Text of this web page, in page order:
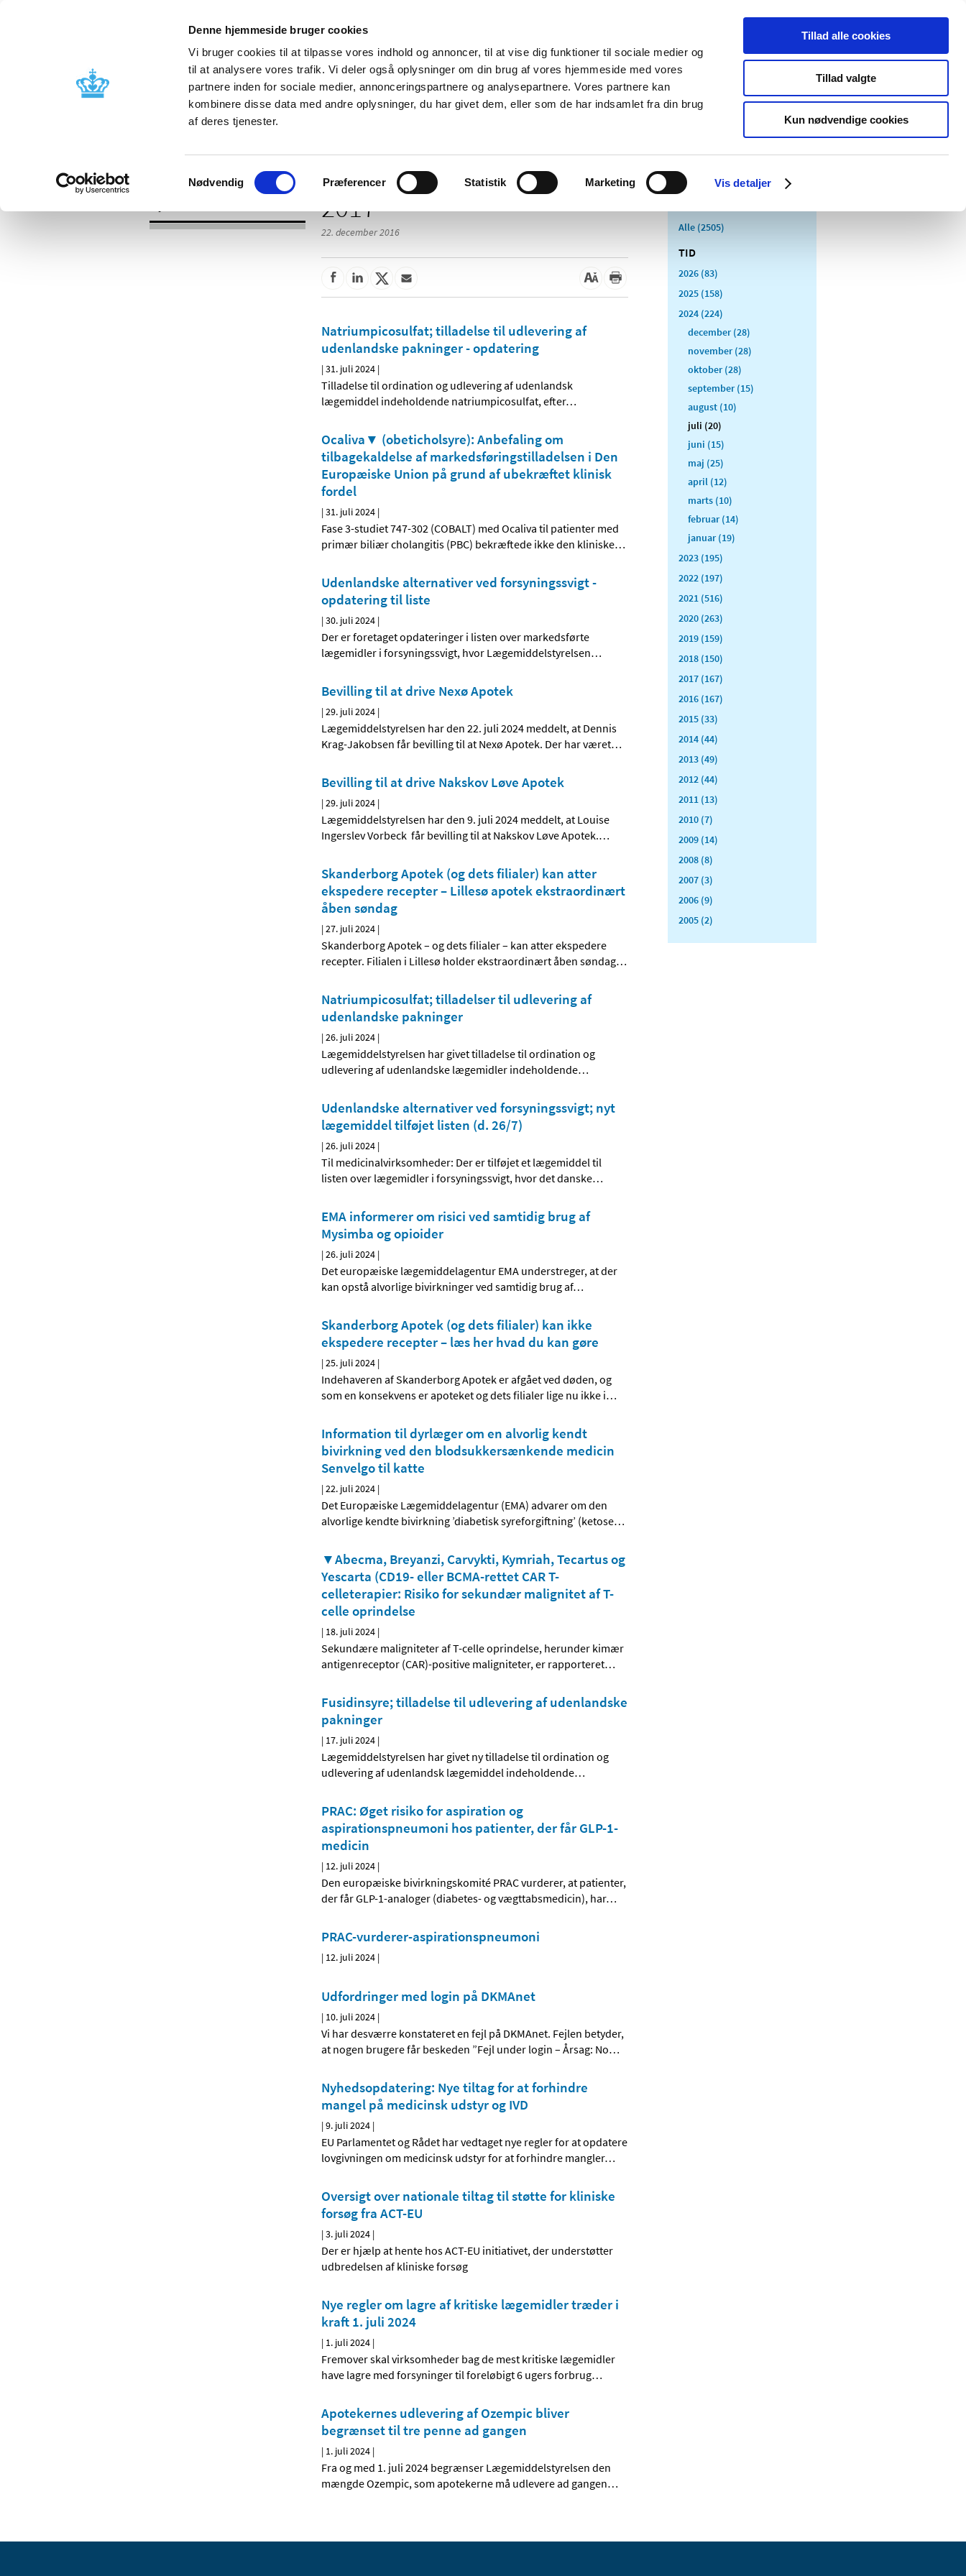
Denne hjemmeside bruger cookies
Vi bruger cookies til at tilpasse vores indhold og annoncer, til at vise dig funktioner til sociale medier og
til at analysere vores trafik. Vi deler også oplysninger om din brug af vores hjemmeside med vores
partnere inden for sociale medier, annonceringspartnere og analysepartnere. Vores partnere kan
kombinere disse data med andre oplysninger, du har givet dem, eller som de har indsamlet fra din brug
af deres tjenester.
Samtykkevalg
Nødvendig Præferencer Statistik Marketing Vis detaljer
Tillad alle cookies
Tillad valgte
Kun nødvendige cookies
Nyheder Om os Kontakt Udgivelser
Godkendelse og
Bivirkninger og
produktinformation
Tilskud og
Apoteker og salg af
Medicinsk
Særlige
produktområder
2017
22. december 2016
Natriumpicosulfat; tilladelse til udlevering af
udenlandske pakninger - opdatering
|31. juli 2024 |
Tilladelse til ordination og udlevering af udenlandsk
lægemiddel indeholdende natriumpicosulfat, efter…
Ocaliva▼ (obeticholsyre): Anbefaling om
tilbagekaldelse af markedsføringstilladelsen i Den
Europæiske Union på grund af ubekræftet klinisk
fordel
|31. juli 2024 |
Fase 3-studiet 747-302 (COBALT) med Ocaliva til patienter med
primær biliær cholangitis (PBC) bekræftede ikke den kliniske…
Udenlandske alternativer ved forsyningssvigt -
opdatering til liste
|30. juli 2024 |
Der er foretaget opdateringer i listen over markedsførte
lægemidler i forsyningssvigt, hvor Lægemiddelstyrelsen…
Bevilling til at drive Nexø Apotek
|29. juli 2024 |
Lægemiddelstyrelsen har den 22. juli 2024 meddelt, at Dennis
Krag-Jakobsen får bevilling til at Nexø Apotek. Der har været…
Bevilling til at drive Nakskov Løve Apotek
|29. juli 2024 |
Lægemiddelstyrelsen har den 9. juli 2024 meddelt, at Louise
Ingerslev Vorbeck får bevilling til at Nakskov Løve Apotek.…
Skanderborg Apotek (og dets filialer) kan atter
ekspedere recepter – Lillesø apotek ekstraordinært
åben søndag
|27. juli 2024 |
Skanderborg Apotek – og dets filialer – kan atter ekspedere
recepter. Filialen i Lillesø holder ekstraordinært åben søndag…
Natriumpicosulfat; tilladelser til udlevering af
udenlandske pakninger
|26. juli 2024 |
Lægemiddelstyrelsen har givet tilladelse til ordination og
udlevering af udenlandske lægemidler indeholdende…
Udenlandske alternativer ved forsyningssvigt; nyt
lægemiddel tilføjet listen (d. 26/7)
|26. juli 2024 |
Til medicinalvirksomheder: Der er tilføjet et lægemiddel til
listen over lægemidler i forsyningssvigt, hvor det danske…
EMA informerer om risici ved samtidig brug af
Mysimba og opioider
|26. juli 2024 |
Det europæiske lægemiddelagentur EMA understreger, at der
kan opstå alvorlige bivirkninger ved samtidig brug af…
Skanderborg Apotek (og dets filialer) kan ikke
ekspedere recepter – læs her hvad du kan gøre
|25. juli 2024 |
Indehaveren af Skanderborg Apotek er afgået ved døden, og
som en konsekvens er apoteket og dets filialer lige nu ikke i…
Information til dyrlæger om en alvorlig kendt
bivirkning ved den blodsukkersænkende medicin
Senvelgo til katte
|22. juli 2024 |
Det Europæiske Lægemiddelagentur (EMA) advarer om den
alvorlige kendte bivirkning ’diabetisk syreforgiftning’ (ketose…
▼Abecma, Breyanzi, Carvykti, Kymriah, Tecartus og
Yescarta (CD19- eller BCMA-rettet CAR T-
celleterapier: Risiko for sekundær malignitet af T-
celle oprindelse
| 18. juli 2024 |
Sekundære maligniteter af T-celle oprindelse, herunder kimær
antigenreceptor (CAR)-positive maligniteter, er rapporteret…
Fusidinsyre; tilladelse til udlevering af udenlandske
pakninger
| 17. juli 2024 |
Lægemiddelstyrelsen har givet ny tilladelse til ordination og
udlevering af udenlandsk lægemiddel indeholdende…
PRAC: Øget risiko for aspiration og
aspirationspneumoni hos patienter, der får GLP-1-
medicin
| 12. juli 2024 |
Den europæiske bivirkningskomité PRAC vurderer, at patienter,
der får GLP-1-analoger (diabetes- og vægttabsmedicin), har…
PRAC-vurderer-aspirationspneumoni
| 12. juli 2024 |
Udfordringer med login på DKMAnet
| 10. juli 2024 |
Vi har desværre konstateret en fejl på DKMAnet. Fejlen betyder,
at nogen brugere får beskeden ”Fejl under login – Årsag: No…
Nyhedsopdatering: Nye tiltag for at forhindre
mangel på medicinsk udstyr og IVD
|9. juli 2024 |
EU Parlamentet og Rådet har vedtaget nye regler for at opdatere
lovgivningen om medicinsk udstyr for at forhindre mangler…
Oversigt over nationale tiltag til støtte for kliniske
forsøg fra ACT-EU
|3. juli 2024 |
Der er hjælp at hente hos ACT-EU initiativet, der understøtter
udbredelsen af kliniske forsøg
Nye regler om lagre af kritiske lægemidler træder i
kraft 1. juli 2024
| 1. juli 2024 |
Fremover skal virksomheder bag de mest kritiske lægemidler
have lagre med forsyninger til foreløbigt 6 ugers forbrug…
Apotekernes udlevering af Ozempic bliver
begrænset til tre penne ad gangen
| 1. juli 2024 |
Fra og med 1. juli 2024 begrænser Lægemiddelstyrelsen den
mængde Ozempic, som apotekerne må udlevere ad gangen…
Alle (2505)
TID
2026 (83)
2025 (158)
2024 (224)
december (28)
november (28)
oktober (28)
september (15)
august (10)
juli (20)
juni (15)
maj (25)
april (12)
marts (10)
februar (14)
januar (19)
2023 (195)
2022 (197)
2021 (516)
2020 (263)
2019 (159)
2018 (150)
2017 (167)
2016 (167)
2015 (33)
2014 (44)
2013 (49)
2012 (44)
2011 (13)
2010 (7)
2009 (14)
2008 (8)
2007 (3)
2006 (9)
2005 (2)